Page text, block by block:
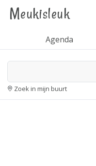
Meukisleuk
Agenda
Zoek in mijn buurt